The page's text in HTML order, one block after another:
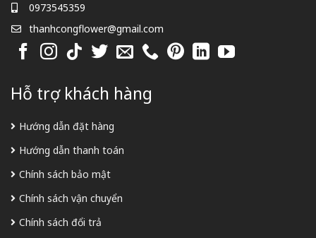
0973545359
thanhcongflower@gmail.com
Hỗ trợ khách hàng
Hướng dẫn đặt hàng
Hướng dẫn thanh toán
Chính sách bảo mật
Chính sách vận chuyển
Chính sách đổi trả